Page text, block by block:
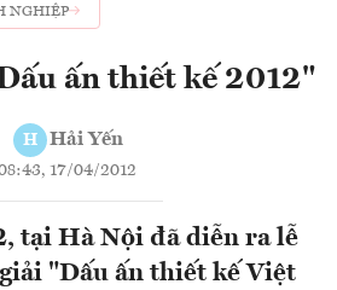
NGHIỆP
ấn thiết kế 2012"
H Hải Yến
17/04/2012
tại Hà Nội đã diễn ra lễ
"Dấu ấn thiết kế Việt